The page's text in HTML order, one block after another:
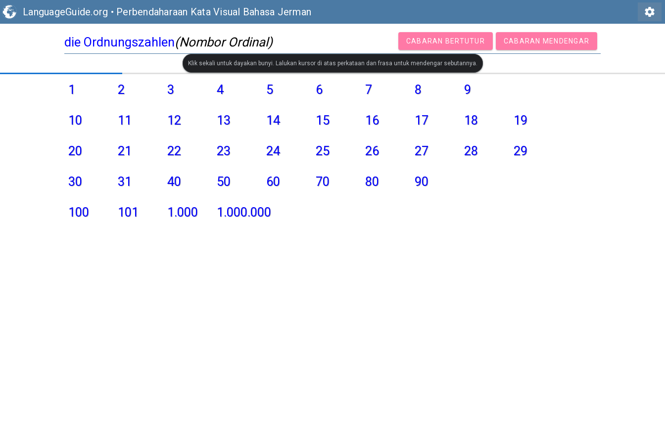
LanguageGuide.org • Perbendaharaan Kata Visual Bahasa Jerman settings
die Ordnungszahlen(Nombor Ordinal) CABARAN BERTUTUR CABARAN MENDENGAR
Klik sekali untuk dayakan bunyi. Lalukan kursor di atas perkataan dan frasa untuk mendengar sebutannya.
1 2 3 4 5 6 7 8 9
10 11 12 13 14 15 16 17 18 19
20 21 22 23 24 25 26 27 28 29
30 31 40 50 60 70 80 90
100 101 1.000 1.000.000